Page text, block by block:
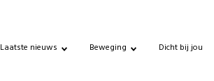
Laatste nieuws Beweging Dicht bij jou